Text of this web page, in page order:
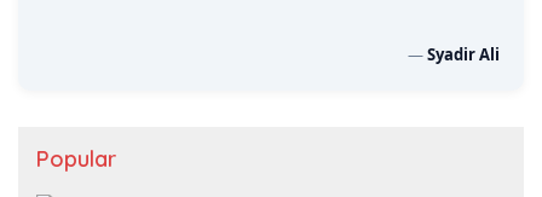
—Syadir Ali
Popular